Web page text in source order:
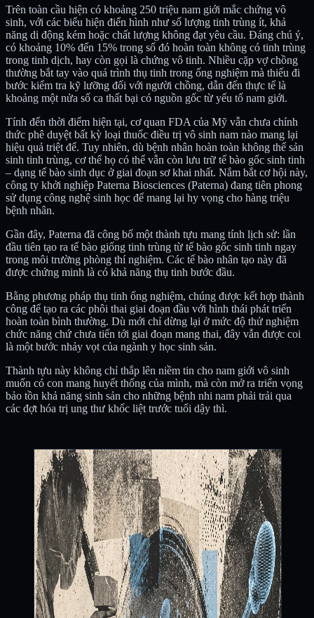
Trên toàn cầu hiện có khoảng 250 triệu nam giới mắc chứng vô
sinh, với các biểu hiện điển hình như số lượng tinh trùng ít, khả
năng di động kém hoặc chất lượng không đạt yêu cầu. Đáng chú ý,
có khoảng 10% đến 15% trong số đó hoàn toàn không có tinh trùng
trong tinh dịch, hay còn gọi là chứng vô tinh. Nhiều cặp vợ chồng
thường bắt tay vào quá trình thụ tinh trong ống nghiệm mà thiếu đi
bước kiểm tra kỹ lưỡng đối với người chồng, dẫn đến thực tế là
khoảng một nửa số ca thất bại có nguồn gốc từ yếu tố nam giới.
Tính đến thời điểm hiện tại, cơ quan FDA của Mỹ vẫn chưa chính
thức phê duyệt bất kỳ loại thuốc điều trị vô sinh nam nào mang lại
hiệu quả triệt để. Tuy nhiên, dù bệnh nhân hoàn toàn không thể sản
sinh tinh trùng, cơ thể họ có thể vẫn còn lưu trữ tế bào gốc sinh tinh
– dạng tế bào sinh dục ở giai đoạn sơ khai nhất. Nắm bắt cơ hội này,
công ty khởi nghiệp Paterna Biosciences (Paterna) đang tiên phong
sử dụng công nghệ sinh học để mang lại hy vọng cho hàng triệu
bệnh nhân.
Gần đây, Paterna đã công bố một thành tựu mang tính lịch sử: lần
đầu tiên tạo ra tế bào giống tinh trùng từ tế bào gốc sinh tinh ngay
trong môi trường phòng thí nghiệm. Các tế bào nhân tạo này đã
được chứng minh là có khả năng thụ tinh bước đầu.
Bằng phương pháp thụ tinh ống nghiệm, chúng được kết hợp thành
công để tạo ra các phôi thai giai đoạn đầu với hình thái phát triển
hoàn toàn bình thường. Dù mới chỉ dừng lại ở mức độ thử nghiệm
chức năng chứ chưa tiến tới giai đoạn mang thai, đây vẫn được coi
là một bước nhảy vọt của ngành y học sinh sản.
Thành tựu này không chỉ thắp lên niềm tin cho nam giới vô sinh
muốn có con mang huyết thống của mình, mà còn mở ra triển vọng
bảo tồn khả năng sinh sản cho những bệnh nhi nam phải trải qua
các đợt hóa trị ung thư khốc liệt trước tuổi dậy thì.